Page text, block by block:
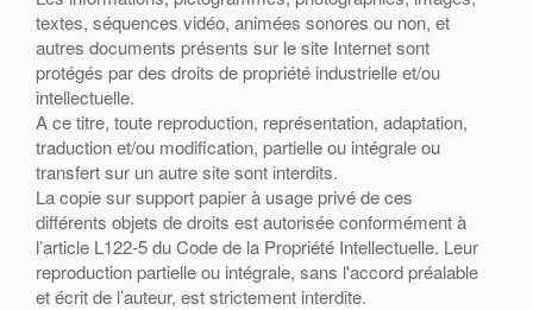
textes, séquences vidéo, animées sonores ou non, et
autres documents présents sur le site Internet sont
protégés par des droits de propriété industrielle et/ou
intellectuelle.
A ce titre, toute reproduction, représentation, adaptation,
traduction et/ou modification, partielle ou intégrale ou
transfert sur un autre site sont interdits.
La copie sur support papier à usage privé de ces
différents objets de droits est autorisée conformément à
l’article L122-5 du Code de la Propriété Intellectuelle. Leur
reproduction partielle ou intégrale, sans l'accord préalable
et écrit de l’auteur, est strictement interdite.